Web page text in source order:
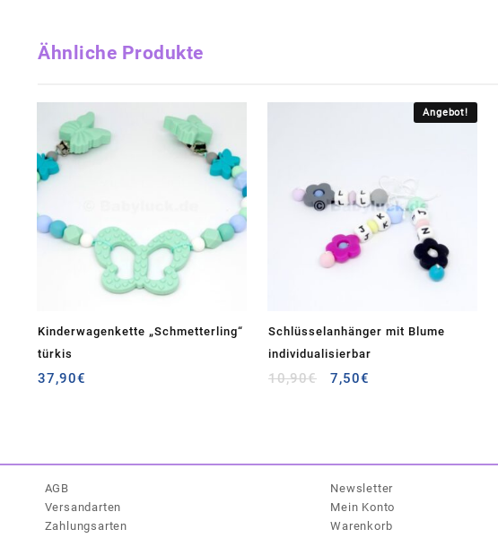
Ähnliche Produkte
Kinderwagenkette „Schmetterling“
türkis
37,90€
Angebot!
Schlüsselanhänger mit Blume
individualisierbar
10,90€
Ursprünglicher
7,50€
AGB
Versandarten
Zahlungsarten
Newsletter
Mein Konto
Warenkorb